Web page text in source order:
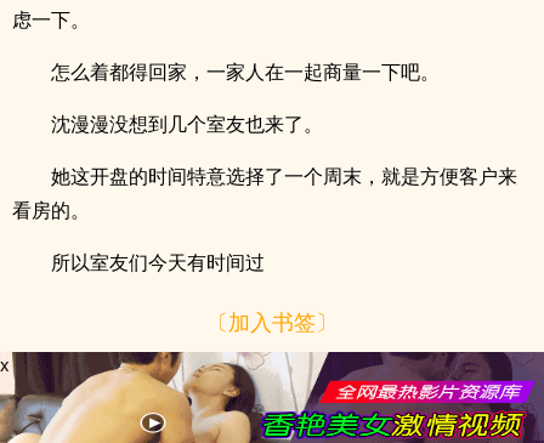
虑一下。
怎么着都得回家，一家人在一起商量一下吧。
沈漫漫没想到几个室友也来了。
她这开盘的时间特意选择了一个周末，就是方便客户来
看房的。
所以室友们今天有时间过
〔加入书签〕
x